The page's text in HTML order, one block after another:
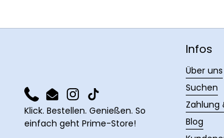
PhoneEmailInstagram
TikTok
Klick. Bestellen. Genießen. So
einfach geht Prime-Store!
Infos
Über uns
Suchen
Zahlung
Blog